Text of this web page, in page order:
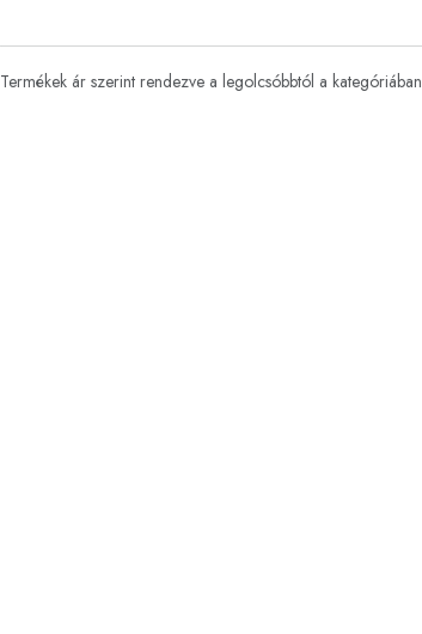
Termékek ár szerint rendezve a legolcsóbbtól a kategóriában